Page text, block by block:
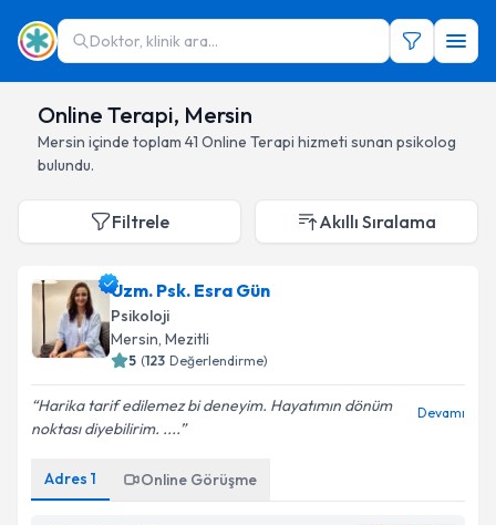
Doktor, klinik ara...
Online Terapi, Mersin
Mersin içinde toplam 41 Online Terapi hizmeti sunan psikolog
bulundu.
Filtrele Akıllı Sıralama
Uzm. Psk. Esra Gün
Psikoloji
Mersin, Mezitli
5 (123 Değerlendirme)
Harika tarif edilemez bi deneyim. Hayatımın dönüm
noktası diyebilirim. ....
Devamı
Adres 1 Online Görüşme